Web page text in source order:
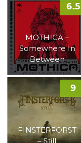
MOTHICA –
Somewhere In
Between
6.5
FINSTERFORST
– Still
9